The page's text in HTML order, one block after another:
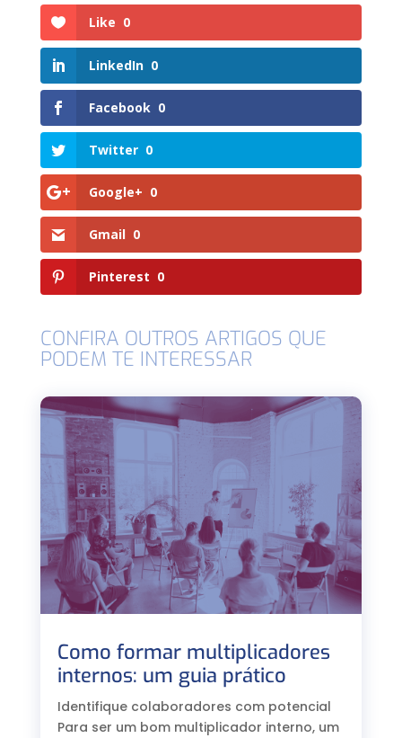
Like 0
LinkedIn 0
Facebook 0
Twitter 0
Google+ 0
Gmail 0
Pinterest 0
CONFIRA OUTROS ARTIGOS QUE
PODEM TE INTERESSAR
Como formar multiplicadores
internos: um guia prático
Identifique colaboradores com potencial
Para ser um bom multiplicador interno, um